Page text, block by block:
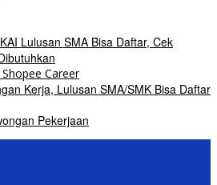
Lulusan SMA Bisa Daftar, Cek
Kerja, Lulusan SMA/SMK Bisa Daftar
Pekerjaan